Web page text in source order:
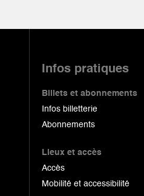
Infos pratiques
Billets et abonnements
Infos billetterie
Abonnements
Lieux et accès
Accès
Mobilité et accessibilité